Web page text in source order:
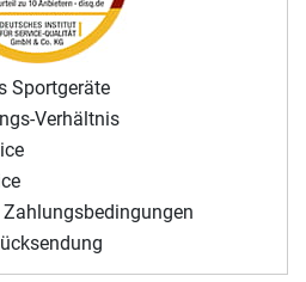
Sportgeräte
Verhältnis